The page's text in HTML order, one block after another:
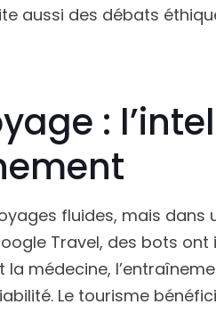
aussi des débats
:
fluides, mais
Travel, des bots
la médecine,
Le tourisme